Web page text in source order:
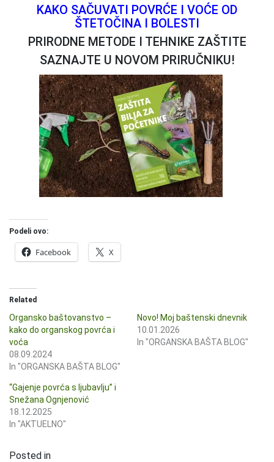
KAKO SAČUVATI POVRĆE I VOĆE OD
ŠTETOČINA I BOLESTI
PRIRODNE METODE I TEHNIKE ZAŠTITE
SAZNAJTE U NOVOM PRIRUČNIKU!
Podeli ovo:
Facebook X
Related
Organsko baštovanstvo –
kako do organskog povrća i
voća
08.09.2024
In "ORGANSKA BAŠTA BLOG"
Novo! Moj baštenski dnevnik
10.01.2026
In "ORGANSKA BAŠTA BLOG"
“Gajenje povrća s ljubavlju” i
Snežana Ognjenović
18.12.2025
In "AKTUELNO"
Posted in